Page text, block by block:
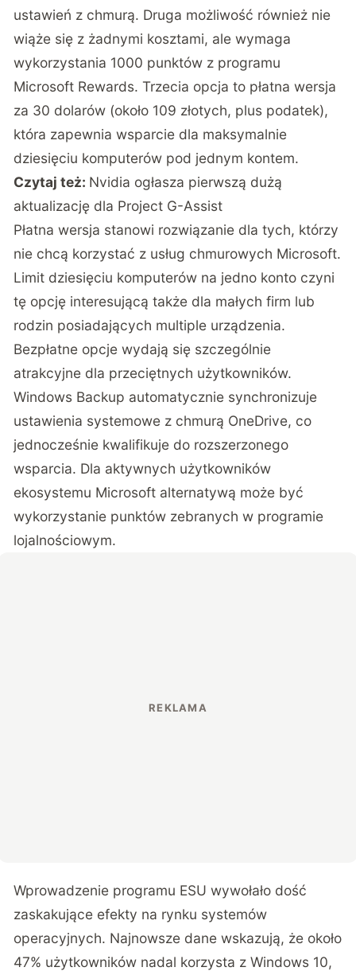
ustawień z chmurą. Druga możliwość również nie
wiąże się z żadnymi kosztami, ale wymaga
wykorzystania 1000 punktów z programu
Microsoft Rewards. Trzecia opcja to płatna wersja
za 30 dolarów (około 109 złotych, plus podatek),
która zapewnia wsparcie dla maksymalnie
dziesięciu komputerów pod jednym kontem.
Czytaj też: Nvidia ogłasza pierwszą dużą
aktualizację dla Project G-Assist
Płatna wersja stanowi rozwiązanie dla tych, którzy
nie chcą korzystać z usług chmurowych Microsoft.
Limit dziesięciu komputerów na jedno konto czyni
tę opcję interesującą także dla małych firm lub
rodzin posiadających multiple urządzenia.
Bezpłatne opcje wydają się szczególnie
atrakcyjne dla przeciętnych użytkowników.
Windows Backup automatycznie synchronizuje
ustawienia systemowe z chmurą OneDrive, co
jednocześnie kwalifikuje do rozszerzonego
wsparcia. Dla aktywnych użytkowników
ekosystemu Microsoft alternatywą może być
wykorzystanie punktów zebranych w programie
lojalnościowym.
Wprowadzenie programu ESU wywołało dość
zaskakujące efekty na rynku systemów
operacyjnych. Najnowsze dane wskazują, że około
47% użytkowników nadal korzysta z Windows 10,